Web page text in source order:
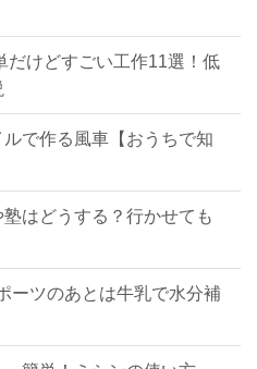
だけどすごい工作11選！低
で作る風車【おうちで知
はどうする？行かせても
ーツのあとは牛乳で水分補